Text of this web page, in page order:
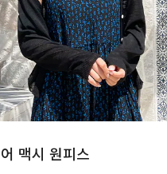
맥시 원피스